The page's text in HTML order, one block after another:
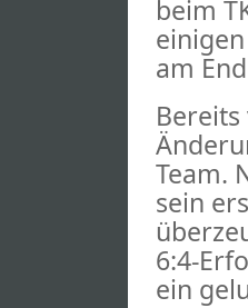
beim
am
Team.
sein
6:4-
ein